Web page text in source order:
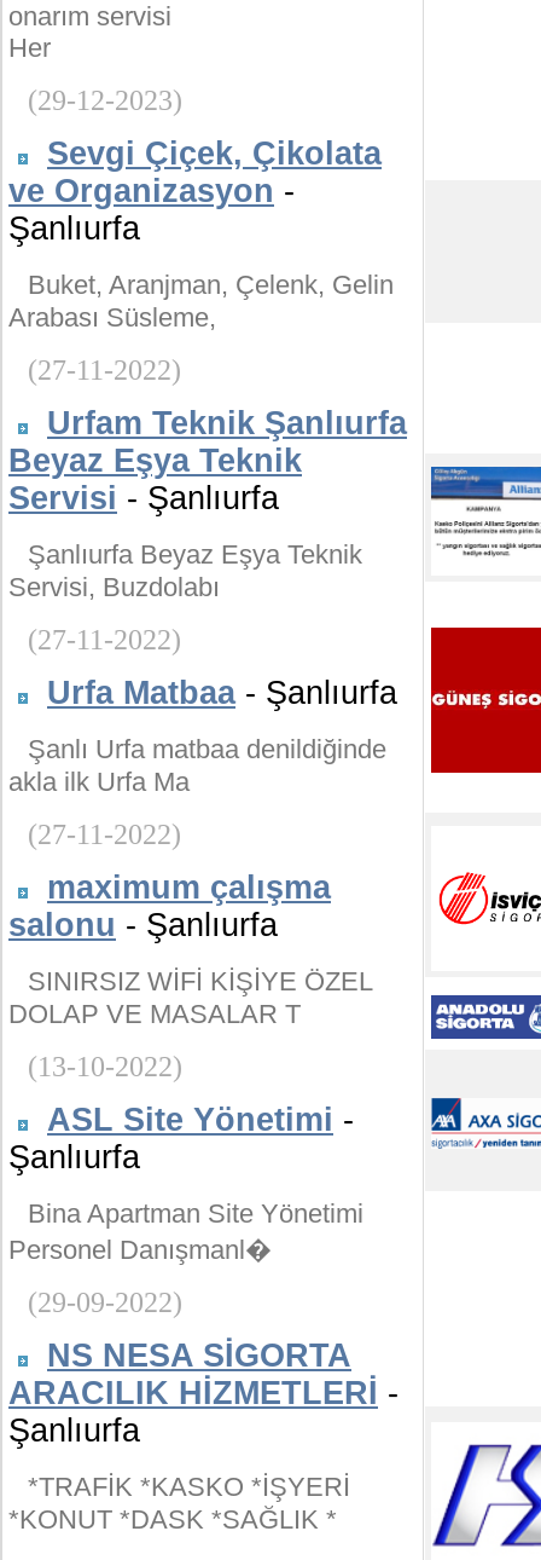
onarım servisi
Her
(29-12-2023)
Sevgi Çiçek, Çikolata
ve Organizasyon -
Şanlıurfa
Buket, Aranjman, Çelenk, Gelin
Arabası Süsleme,
(27-11-2022)
Urfam Teknik Şanlıurfa
Beyaz Eşya Teknik
Servisi - Şanlıurfa
Şanlıurfa Beyaz Eşya Teknik
Servisi, Buzdolabı
(27-11-2022)
Urfa Matbaa- Şanlıurfa
Şanlı Urfa matbaa denildiğinde
akla ilk Urfa Ma
(27-11-2022)
maximum çalışma
salonu - Şanlıurfa
SINIRSIZ WİFİ KİŞİYE ÖZEL
DOLAP VE MASALAR T
(13-10-2022)
ASL Site Yönetimi -
Şanlıurfa
Bina Apartman Site Yönetimi
Personel Danışmanl�
(29-09-2022)
NS NESA SİGORTA
ARACILIK HİZMETLERİ -
Şanlıurfa
*TRAFİK *KASKO *İŞYERİ
*KONUT *DASK *SAĞLIK *